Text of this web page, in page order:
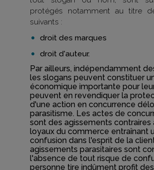
protégés notamment au titre
suivants :
droit des marques
droit d'auteur.
Par ailleurs, indépendamment
les slogans peuvent constituer
économique importante pour
peuvent en revendiquer la
d'une action en concurrence
parasitisme. Les actes de
sont des agissements contraires
loyaux du commerce entraînant
confusion dans l'esprit de la
agissements parasitaires sont
l'absence de tout risque de
personne tire indûment profit